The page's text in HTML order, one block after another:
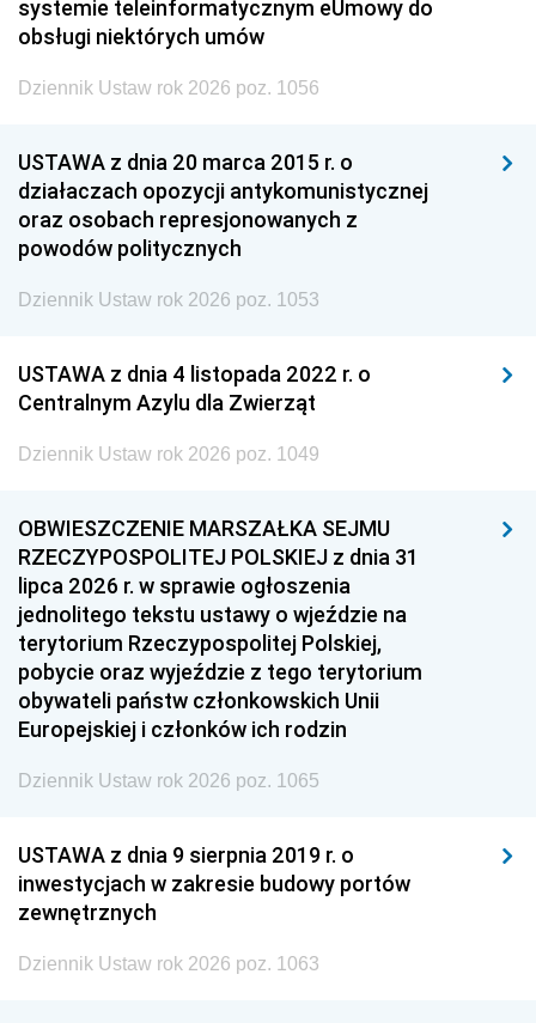
systemie teleinformatycznym eUmowy do
obsługi niektórych umów
Dziennik Ustaw rok 2026 poz. 1056
USTAWA z dnia 20 marca 2015 r. o
działaczach opozycji antykomunistycznej
oraz osobach represjonowanych z
powodów politycznych
Dziennik Ustaw rok 2026 poz. 1053
USTAWA z dnia 4 listopada 2022 r. o
Centralnym Azylu dla Zwierząt
Dziennik Ustaw rok 2026 poz. 1049
OBWIESZCZENIE MARSZAŁKA SEJMU
RZECZYPOSPOLITEJ POLSKIEJ z dnia 31
lipca 2026 r. w sprawie ogłoszenia
jednolitego tekstu ustawy o wjeździe na
terytorium Rzeczypospolitej Polskiej,
pobycie oraz wyjeździe z tego terytorium
obywateli państw członkowskich Unii
Europejskiej i członków ich rodzin
Dziennik Ustaw rok 2026 poz. 1065
USTAWA z dnia 9 sierpnia 2019 r. o
inwestycjach w zakresie budowy portów
zewnętrznych
Dziennik Ustaw rok 2026 poz. 1063